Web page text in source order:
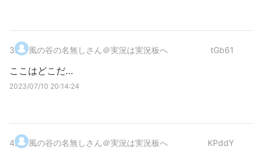
3. 風の谷の名無しさん＠実況は実況板へ tGb61
ここはどこだ…
2023/07/10 20:14:24
4. 風の谷の名無しさん＠実況は実況板へ KPddY